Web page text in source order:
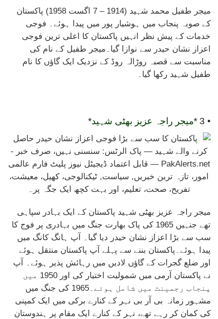
میجر طفیل محمد شہید (1914 – 7 اگست 1958) پاکستان
کے صوبہ پنجاب میں ہوشیار پور میں پیدا ہوئے۔ فوجی
خدمات کے پیش نظر انہیں پاکستان کا اعلی ترین فوجی
اعزاز نشان حیدر سے نوازا گیا۔میجر طفیل کے نام کی
مناسبت سے قصبہ روڑالہ روڈ کے نزدیک ایک گاؤں کا نام
طفیل شہید رکھا گیا۔
• 3 * میجر راجہ عزیز بھٹی شہید*
میجر راجہ عزیز بھٹی شہید پاکستان کے ایک بہادر سپاہی
تھے جنہیں 1965 کی پاک بھارت جنگ میں بہادری پر فوج کا
سب سے بڑا اعزاز نشان حیدر دیا گیا۔ آپ ہانگ کانگ میں
پیدا ہوئے۔پاکستان بننے سے پہلے آپ پاکستان منتقل ہوئے
اور ضلع گجرات کے گاؤں لادیں میں رہائش پذیر ہوئے۔ آپ
نے پاکستان آرمی میں شمولیت اختیار کی اور 1950 میں
پنجاب رجمینٹ میں شامل ہوئے۔1965 کی جنگ میں
مشہور زمانہ بی آر بی نہر کے کنارے برکی میں ایک کمپنی
کی کمان کر رہے تھے، نہر کے کنارے ایک مقام پر ہندوستان